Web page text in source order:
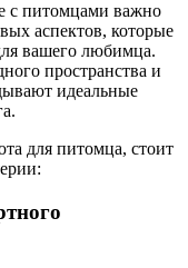
с питомцами важно
аспектов, которые
вашего любимца.
пространства и
идеальные
для питомца, стоит